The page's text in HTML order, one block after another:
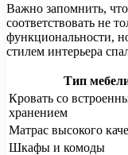
Важно запомнить,
соответствовать не
функциональности,
стилем интерьера
Тип
Кровать со
хранением
Матрас высокого
Шкафы и комоды